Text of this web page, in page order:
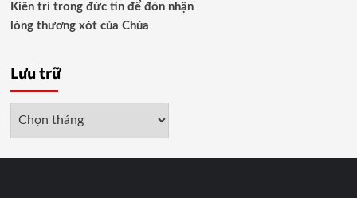
Kiên trì trong đức tin để đón nhận
lòng thương xót của Chúa
Lưu trữ